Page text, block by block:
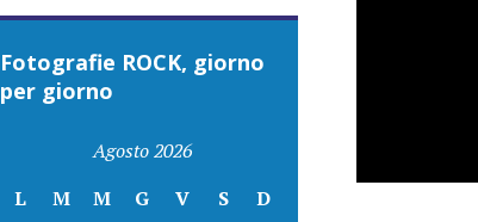
Fotografie ROCK, giorno
per giorno
Agosto 2026
L
M M G V S D